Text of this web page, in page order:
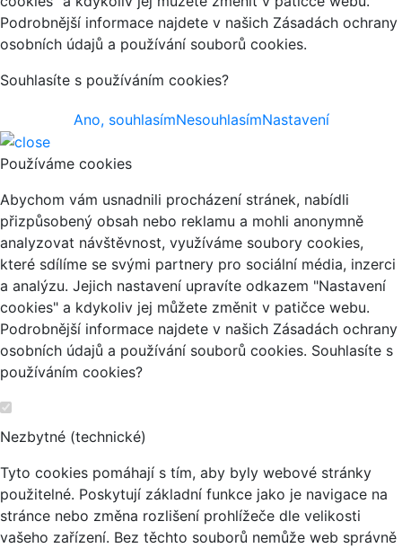
Podrobnější informace najdete v našich Zásadách ochrany
osobních údajů a používání souborů cookies.
Souhlasíte s používáním cookies?
Ano, souhlasímNesouhlasímNastavení
Používáme cookies
Abychom vám usnadnili procházení stránek, nabídli
přizpůsobený obsah nebo reklamu a mohli anonymně
analyzovat návštěvnost, využíváme soubory cookies,
které sdílíme se svými partnery pro sociální média, inzerci
a analýzu. Jejich nastavení upravíte odkazem "Nastavení
cookies" a kdykoliv jej můžete změnit v patičce webu.
Podrobnější informace najdete v našich Zásadách ochrany
osobních údajů a používání souborů cookies. Souhlasíte s
používáním cookies?
Nezbytné (technické)
Tyto cookies pomáhají s tím, aby byly webové stránky
použitelné. Poskytují základní funkce jako je navigace na
stránce nebo změna rozlišení prohlížeče dle velikosti
vašeho zařízení. Bez těchto souborů nemůže web správně